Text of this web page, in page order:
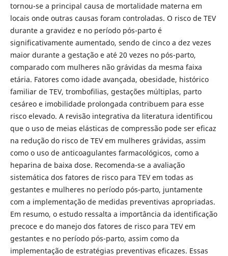
tornou-se a principal causa de mortalidade materna em
locais onde outras causas foram controladas. O risco de TEV
durante a gravidez e no período pós-parto é
significativamente aumentado, sendo de cinco a dez vezes
maior durante a gestação e até 20 vezes no pós-parto,
comparado com mulheres não grávidas da mesma faixa
etária. Fatores como idade avançada, obesidade, histórico
familiar de TEV, trombofilias, gestações múltiplas, parto
cesáreo e imobilidade prolongada contribuem para esse
risco elevado. A revisão integrativa da literatura identificou
que o uso de meias elásticas de compressão pode ser eficaz
na redução do risco de TEV em mulheres grávidas, assim
como o uso de anticoagulantes farmacológicos, como a
heparina de baixa dose. Recomenda-se a avaliação
sistemática dos fatores de risco para TEV em todas as
gestantes e mulheres no período pós-parto, juntamente
com a implementação de medidas preventivas apropriadas.
Em resumo, o estudo ressalta a importância da identificação
precoce e do manejo dos fatores de risco para TEV em
gestantes e no período pós-parto, assim como da
implementação de estratégias preventivas eficazes. Essas